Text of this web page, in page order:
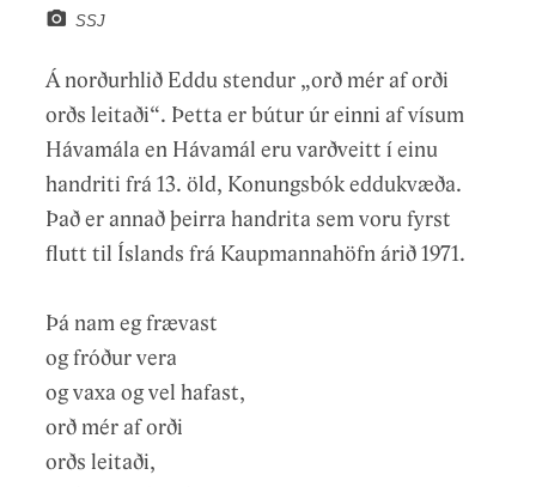
SSJ
Á norðurhlið Eddu stendur „orð mér af orði
orðs leitaði“. Þetta er bútur úr einni af vísum
Hávamála en Hávamál eru varðveitt í einu
handriti frá 13. öld, Konungsbók eddukvæða.
Það er annað þeirra handrita sem voru fyrst
flutt til Íslands frá Kaupmannahöfn árið 1971.
Þá nam eg frævast
og fróður vera
og vaxa og vel hafast,
orð mér af orði
orðs leitaði,